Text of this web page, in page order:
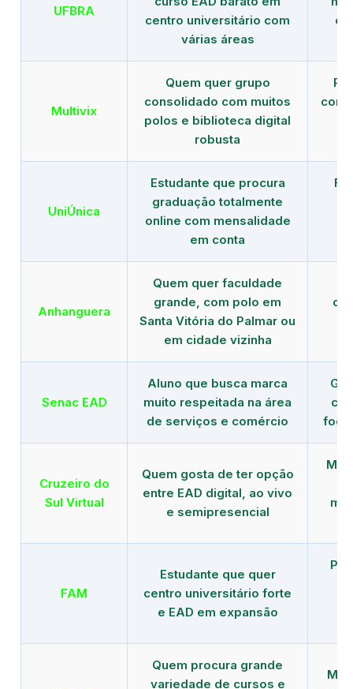
UFBRA
centro universitário com
várias áreas
Multivix
Quem quer grupo
consolidado com muitos
polos e biblioteca digital
robusta
com
UniÚnica
Estudante que procura
graduação totalmente
online com mensalidade
em conta
Anhanguera
Quem quer faculdade
grande, com polo em
Santa Vitória do Palmar ou
em cidade vizinha
Senac EAD
Aluno que busca marca
muito respeitada na área
de serviços e comércio
foco
Cruzeiro do
Sul Virtual
Quem gosta de ter opção
entre EAD digital, ao vivo
e semipresencial
FAM
Estudante que quer
centro universitário forte
e EAD em expansão
Quem procura grande
variedade de cursos e